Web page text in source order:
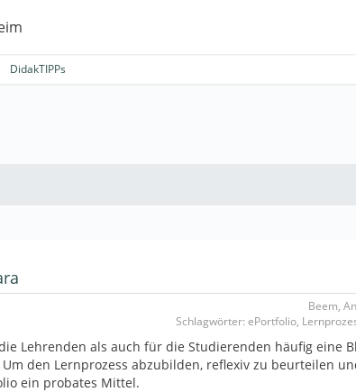
DidakTIPPs
Beem,
Schlagwörter: ePortfolio,
Lehrenden als auch für die Studierenden häufig eine
den Lernprozess abzubilden, reflexiv zu beurteilen
ein probates Mittel.